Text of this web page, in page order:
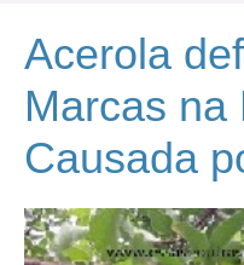
Acerola
Marcas na
Causada